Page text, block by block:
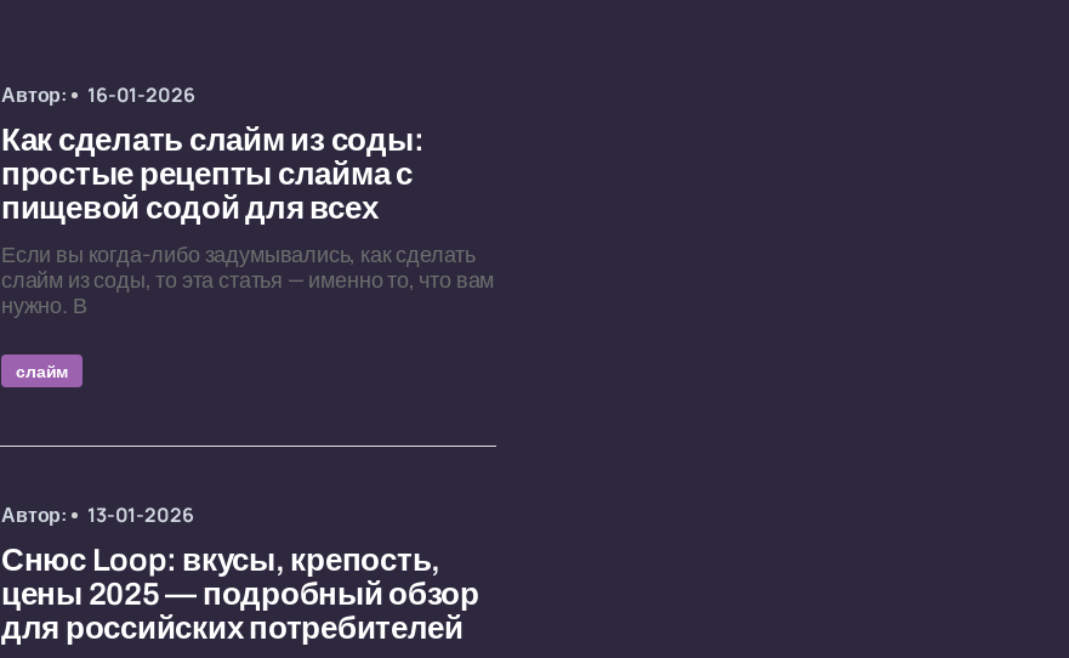
Автор: 16-01-2026
Как сделать слайм из соды:
простые рецепты слайма с
пищевой содой для всех
Если вы когда-либо задумывались, как сделать
слайм из соды, то эта статья — именно то, что вам
нужно. В
слайм
Автор: 13-01-2026
Снюс Loop: вкусы, крепость,
цены 2025 — подробный обзор
для российских потребителей